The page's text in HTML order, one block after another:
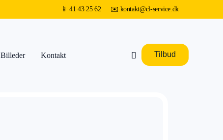
📱41 43 25 62 ✉️ kontakt@cl-service.dk
Billeder Kontakt Tilbud